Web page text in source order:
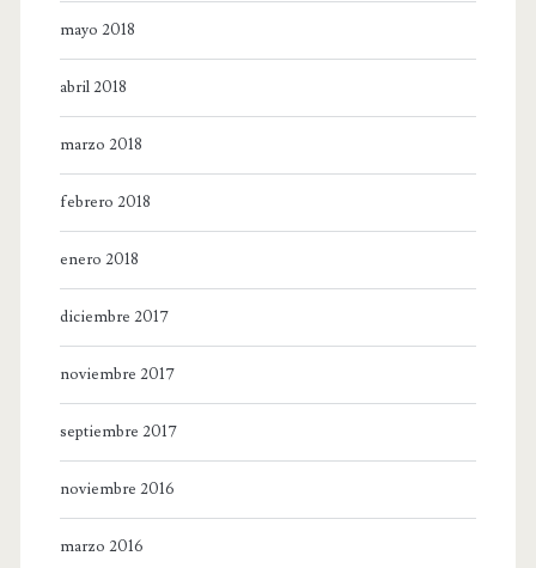
mayo 2018
abril 2018
marzo 2018
febrero 2018
enero 2018
diciembre 2017
noviembre 2017
septiembre 2017
noviembre 2016
marzo 2016